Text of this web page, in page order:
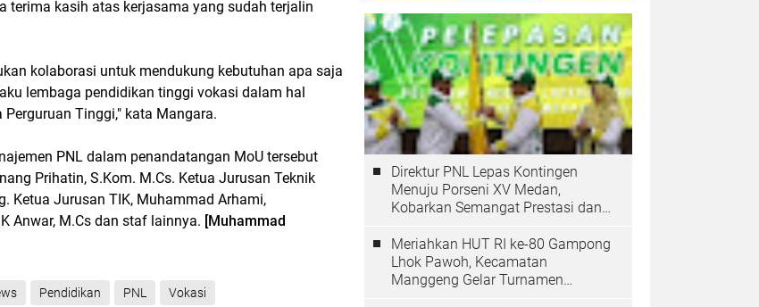
terima kasih atas kerjasama yang sudah terjalin
kolaborasi untuk mendukung kebutuhan apa saja
lembaga pendidikan tinggi vokasi dalam hal
Tinggi," kata Mangara.
PNL dalam penandatangan MoU tersebut
Prihatin, S.Kom. M.Cs. Ketua Jurusan Teknik
Ketua Jurusan TIK, Muhammad Arhami,
Anwar, M.Cs dan staf lainnya. [Muhammad
Pendidikan PNL Vokasi
Direktur PNL Lepas Kontingen
Menuju Porseni XV Medan,
Kobarkan Semangat Prestasi dan
Meriahkan HUT RI ke-80 Gampong
Lhok Pawoh, Kecamatan
Manggeng Gelar Turnamen